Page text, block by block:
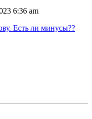
6:36 am
Есть ли минусы??